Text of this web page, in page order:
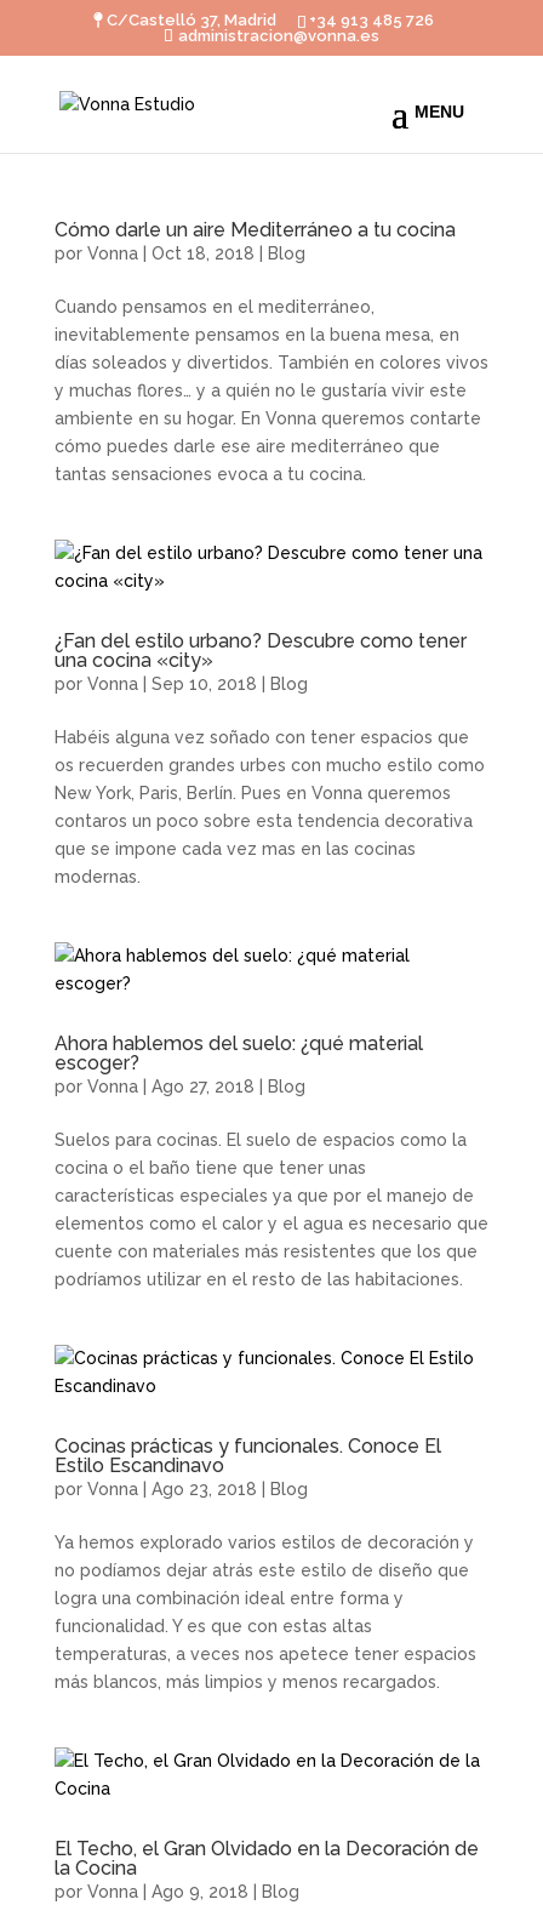
C/Castelló 37, Madrid
+34 913 485 726
administracion@vonna.es
Cómo darle un aire Mediterráneo a tu cocina
por Vonna| Oct 18, 2018 Blog
Cuando pensamos en el mediterráneo,
inevitablemente pensamos en la buena mesa, en
días soleados y divertidos. También en colores vivos
y muchas flores… y a quién no le gustaría vivir este
ambiente en su hogar. En Vonna queremos contarte
cómo puedes darle ese aire mediterráneo que
tantas sensaciones evoca a tu cocina.
¿Fan del estilo urbano? Descubre como tener
una cocina «city»
por Vonna| Sep 10, 2018 Blog
Habéis alguna vez soñado con tener espacios que
os recuerden grandes urbes con mucho estilo como
New York, Paris, Berlín. Pues en Vonna queremos
contaros un poco sobre esta tendencia decorativa
que se impone cada vez mas en las cocinas
modernas.
Ahora hablemos del suelo: ¿qué material
escoger?
por Vonna| Ago 27, 2018 Blog
Suelos para cocinas. El suelo de espacios como la
cocina o el baño tiene que tener unas
características especiales ya que por el manejo de
elementos como el calor y el agua es necesario que
cuente con materiales más resistentes que los que
podríamos utilizar en el resto de las habitaciones.
Cocinas prácticas y funcionales. Conoce El
Estilo Escandinavo
por Vonna| Ago 23, 2018 Blog
Ya hemos explorado varios estilos de decoración y
no podíamos dejar atrás este estilo de diseño que
logra una combinación ideal entre forma y
funcionalidad. Y es que con estas altas
temperaturas, a veces nos apetece tener espacios
más blancos, más limpios y menos recargados.
El Techo, el Gran Olvidado en la Decoración de
la Cocina
por Vonna| Ago 9, 2018 Blog